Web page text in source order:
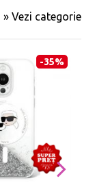
» Vezi categorie
-35%